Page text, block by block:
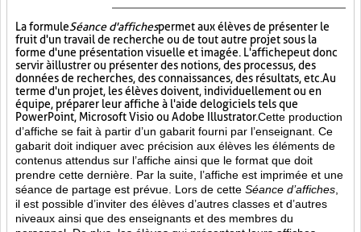
La formuleSéance d'affichespermet aux élèves de présenter le
fruit d'un travail de recherche ou de tout autre projet sous la
forme d'une présentation visuelle et imagée. L'affichepeut donc
servir à illustrer ou présenter des notions, des processus, des
données de recherches, des connaissances, des résultats, etc. Au
terme d'un projet, les élèves doivent, individuellement ou en
équipe, préparer leur affiche à l'aide de logiciels tels que
PowerPoint, Microsoft Visio ou Adobe Illustrator.Cette production
d’affiche se fait à partir d’un gabarit fourni par l’enseignant. Ce
gabarit doit indiquer avec précision aux élèves les éléments de
contenus attendus sur l’affiche ainsi que le format que doit
prendre cette dernière. Par la suite, l’affiche est imprimée et une
séance de partage est prévue. Lors de cette Séance d’affiches
il est possible d’inviter des élèves d’autres classes et d’autres
niveaux ainsi que des enseignants et des membres du